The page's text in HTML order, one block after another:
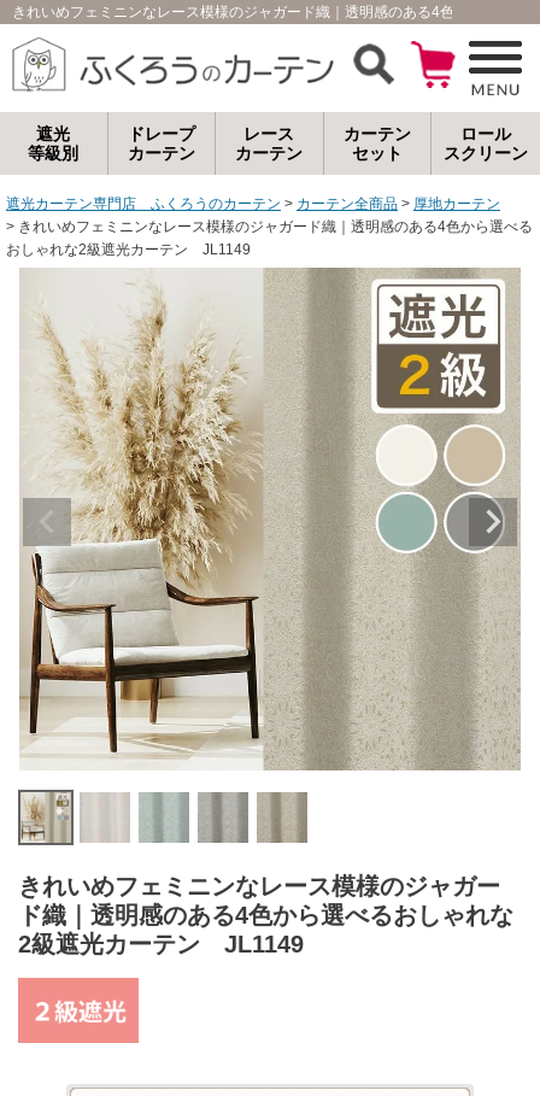
きれいめフェミニンなレース模様のジャガード織｜透明感のある4色から選べ
遮光
等級別
ドレープ
カーテン
レース
カーテン
カーテン
セット
ロール
スクリーン
遮光カーテン専門店 ふくろうのカーテン カーテン全商品
厚地カーテン
きれいめフェミニンなレース模様のジャガード織｜透明感のある4色から選べる
おしゃれな2級遮光カーテン JL1149
きれいめフェミニンなレース模様のジャガー
ド織｜透明感のある4色から選べるおしゃれな
2級遮光カーテン JL1149